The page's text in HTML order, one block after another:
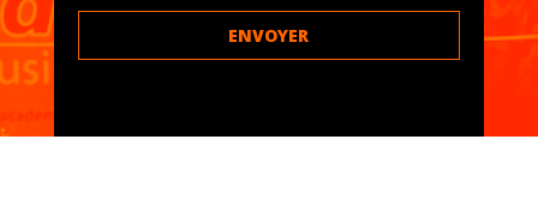
ENVOYER